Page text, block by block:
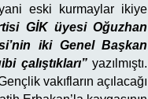
eski kurmaylar ikiye
GİK üyesi Oğuzhan
iki Genel Başkan
çalıştıkları”yazılmıştı.
vakıfların açılacağı